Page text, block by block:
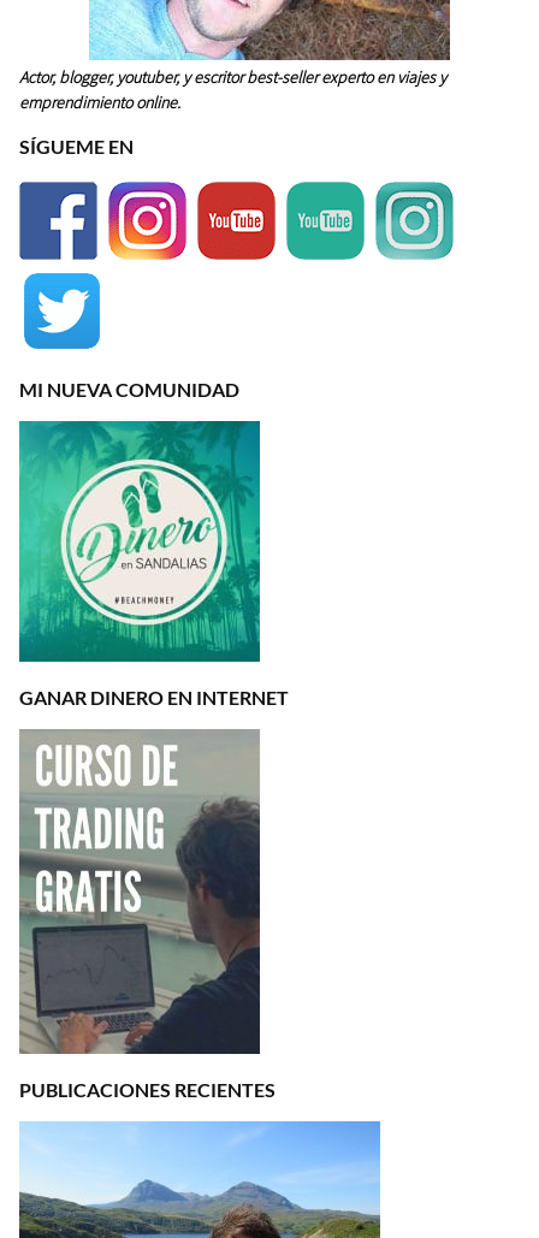
Actor, blogger, youtuber, y escritor best-seller experto en viajes y
emprendimiento online.
SÍGUEME EN
MI NUEVA COMUNIDAD
GANAR DINERO EN INTERNET
PUBLICACIONES RECIENTES